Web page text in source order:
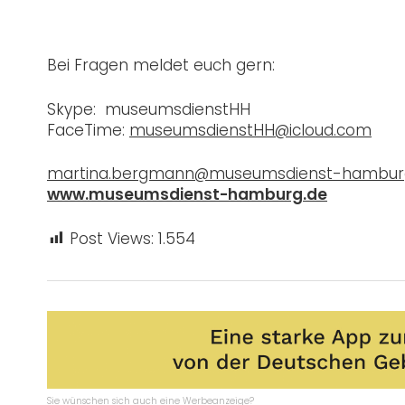
Bei Fragen meldet euch gern:
Skype: museumsdienstHH
FaceTime: museumsdienstHH@icloud.com
martina.bergmann@museumsdienst-
www.museumsdienst-hamburg.de
Post Views: 1.554
Sie wünschen sich auch eine Werbeanzeige?